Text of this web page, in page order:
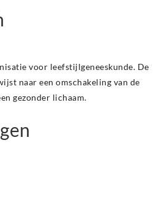
voor leefstijlgeneeskunde. De
naar een omschakeling van de
gezonder lichaam.